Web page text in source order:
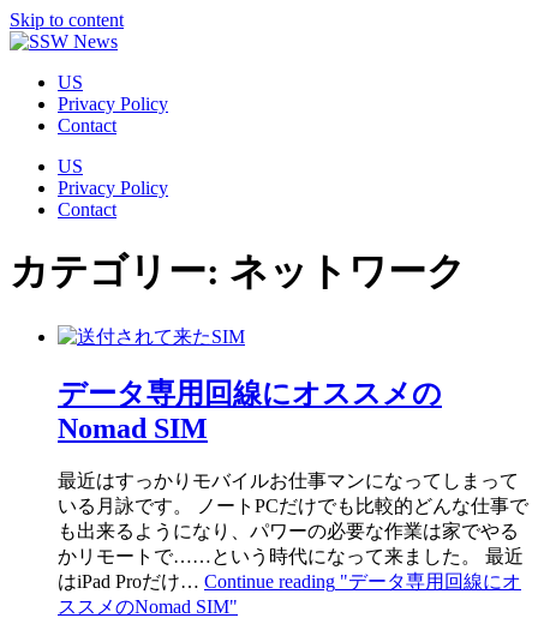
Skip to content
US
Privacy Policy
Contact
US
Privacy Policy
Contact
カテゴリー: ネットワーク
データ専用回線にオススメの
Nomad SIM
最近はすっかりモバイルお仕事マンになってしまって
いる月詠です。 ノートPCだけでも比較的どんな仕事で
も出来るようになり、パワーの必要な作業は家でやる
かリモートで……という時代になって来ました。 最近
はiPad Proだけ… Continue reading "データ専用回線にオ
ススメのNomad SIM"